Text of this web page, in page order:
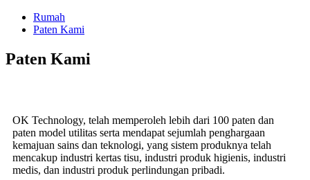
Rumah
Paten Kami
Paten Kami
OK Technology, telah memperoleh lebih dari 100 paten dan
paten model utilitas serta mendapat sejumlah penghargaan
kemajuan sains dan teknologi, yang sistem produknya telah
mencakup industri kertas tisu, industri produk higienis, industri
medis, dan industri produk perlindungan pribadi.